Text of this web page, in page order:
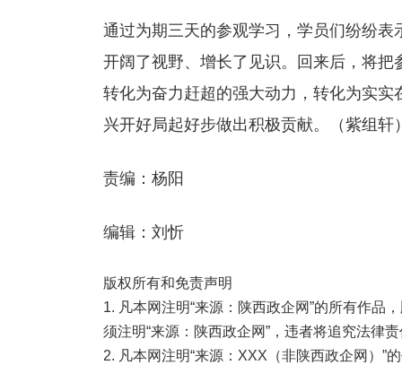
通过为期三天的参观学习，学员们纷纷
开阔了视野、增长了见识。回来后，将
转化为奋力赶超的强大动力，转化为实
兴开好局起好步做出积极贡献。（紫组轩
责编：杨阳
编辑：刘忻
版权所有和免责声明
1. 凡本网注明“来源：陕西政企网”的所有作品
须注明“来源：陕西政企网”，违者将追究法律
2. 凡本网注明“来源：XXX（非陕西政企网）”